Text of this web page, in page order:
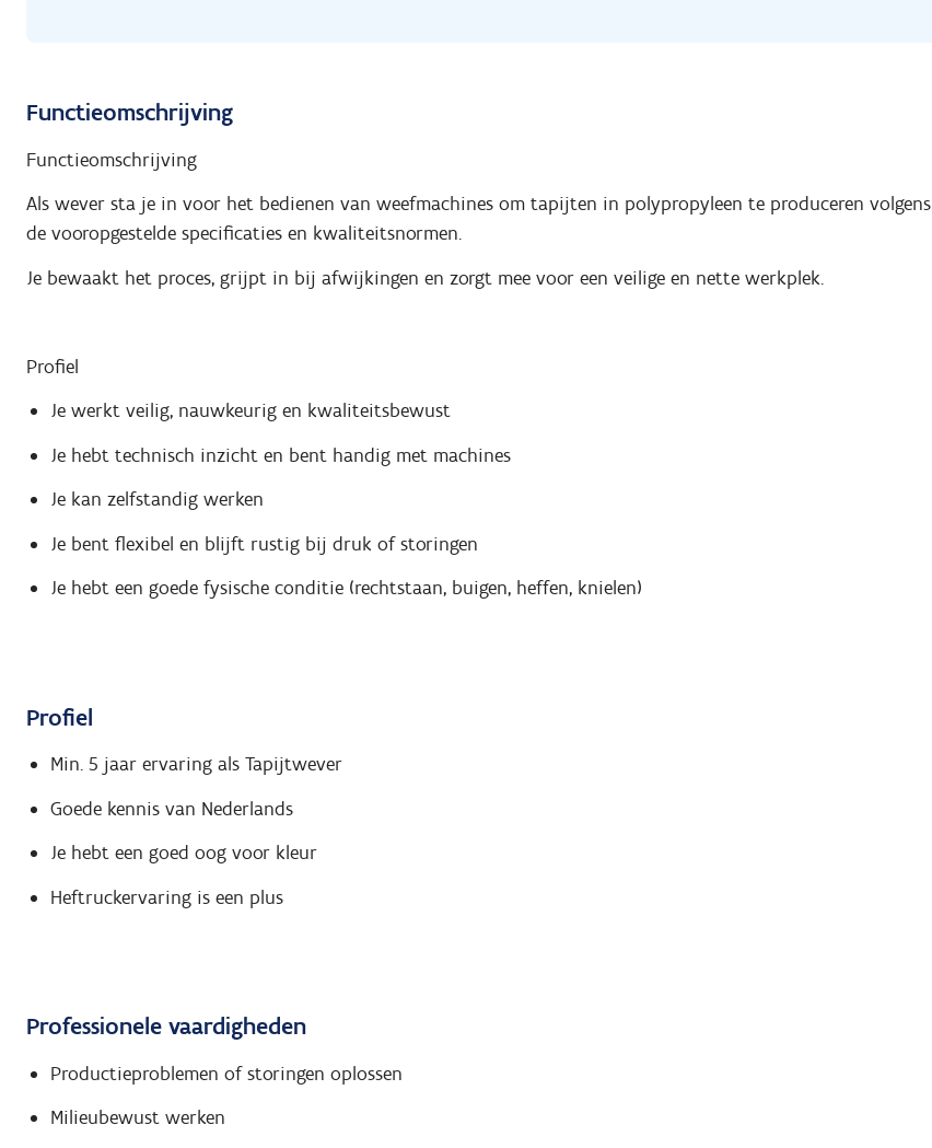
Functieomschrijving
Functieomschrijving
Als wever sta je in voor het bedienen van weefmachines om tapijten in polypropyleen te produceren volgens
de vooropgestelde specificaties en kwaliteitsnormen.
Je bewaakt het proces, grijpt in bij afwijkingen en zorgt mee voor een veilige en nette werkplek.
Profiel
Je werkt veilig, nauwkeurig en kwaliteitsbewust
Je hebt technisch inzicht en bent handig met machines
Je kan zelfstandig werken
Je bent flexibel en blijft rustig bij druk of storingen
Je hebt een goede fysische conditie (rechtstaan, buigen, heffen, knielen)
Profiel
Min. 5 jaar ervaring als Tapijtwever
Goede kennis van Nederlands
Je hebt een goed oog voor kleur
Heftruckervaring is een plus
Professionele vaardigheden
Productieproblemen of storingen oplossen
Milieubewust werken